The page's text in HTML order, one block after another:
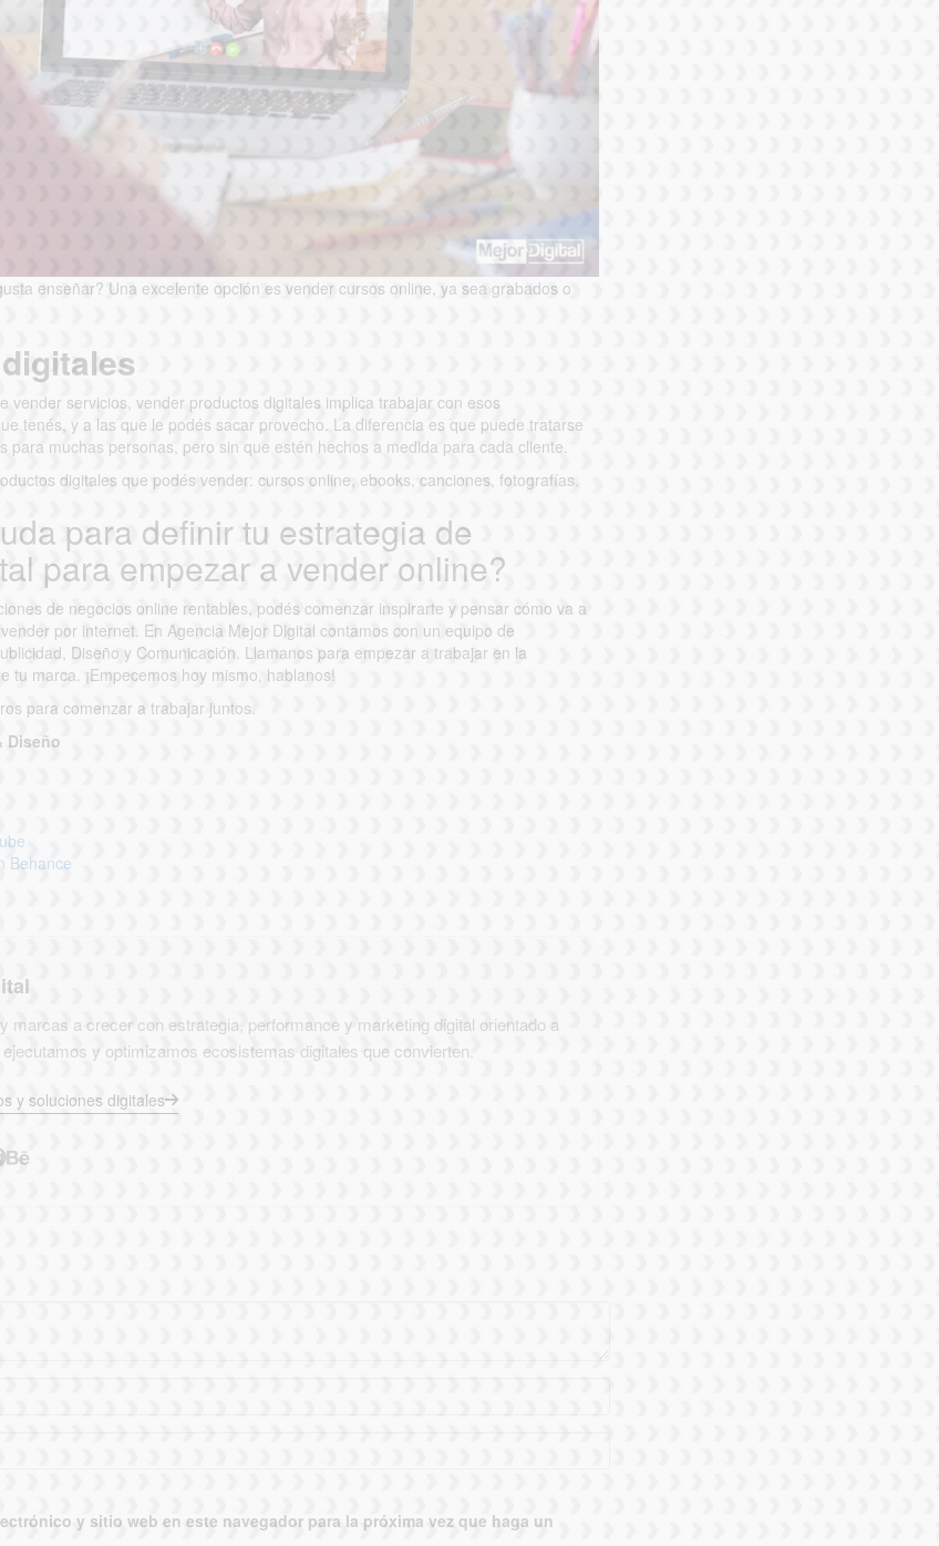
enseñar? Una excelente opción es vender cursos online, ya sea grabados o
vender servicios, vender productos digitales implica trabajar con esos
tenés, y a las que le podés sacar provecho. La diferencia es que puede tratarse
para muchas personas, pero sin que estén hechos a medida para cada cliente.
digitales que podés vender: cursos online, ebooks, canciones, fotografías.
para definir tu estrategia de
para empezar a vender online?
de negocios online rentables, podés comenzar inspirarte y pensar cómo va a
por internet. En Agencia Mejor Digital contamos con un equipo de
Diseño y Comunicación. Llamanos para empezar a trabajar en la
tu marca.⁣ ¡Empecemos hoy mismo, hablanos!
para comenzar a trabajar juntos.
Diseño
Behance
marcas a crecer con estrategia, performance y marketing digital orientado a
y optimizamos ecosistemas digitales que convierten.
y soluciones digitales
y sitio web en este navegador para la próxima vez que haga un